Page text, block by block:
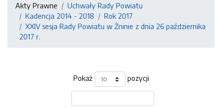
Akty Prawne
Uchwały Rady Powiatu
Kadencja 2014 - 2018
Rok 2017
XXIV sesja Rady Powiatu w Żninie z dnia 26 października
2017 r.
Pokaż pozycji